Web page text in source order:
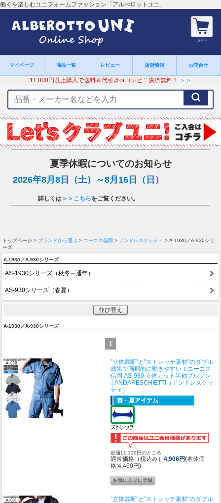
働くを楽しむユニフォームファッション「アルべロットユニ」
カート
マイページ 商品一覧 レビュー 店舗情報 お問合せ
11,000円以上購入で送料＆代引きorコンビニ決済無料！ ＞＞
ー
ワ
ー
ド
夏季休暇についてのお知らせ
2026年8月8日（土）～8月16日（日）
詳しくは ＞＞こちらをご覧ください。
トップページ > ブランドから選ぶ > コーコス信岡 > アンドレスケッティ > A-1930／A-930シリ
ーズ
A-1930／A-930シリーズ
AS-1930シリーズ（秋冬～通年）
AS-930シリーズ（春夏）
並び替え
A-1930／A-930シリーズ
1
”立体裁断”と”ストレッチ素材”のダブル
効果で画期的に動きやすい！ コーコス
信岡 AS-930 立体カット半袖ブルゾン
│ANDARESCHIETTI（アンドレスケッ
ティ）
定価11,110円のところ
通常価格（税込み） 4,906円(本体価
格:4,460円)
”立体裁断”と”ストレッチ素材”のダブル